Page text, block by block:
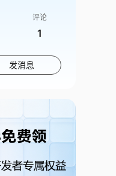
评论
1
发消息